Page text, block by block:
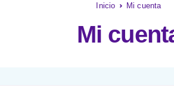
Inicio Mi cuenta
Mi